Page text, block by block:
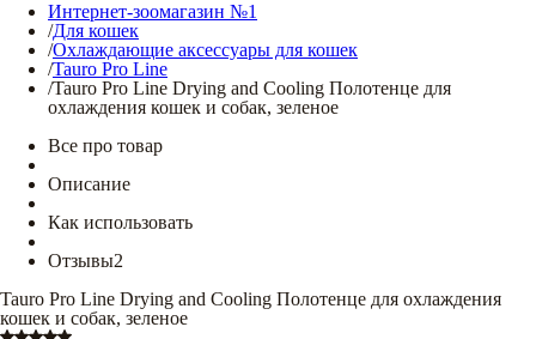
Интернет-зоомагазин №1
/Для кошек
/Охлаждающие аксессуары для кошек
/Tauro Pro Line
/Tauro Pro Line Drying and Cooling Полотенце для
охлаждения кошек и собак, зеленое
Все про товар
Описание
Как использовать
Отзывы2
Tauro Pro Line Drying and Cooling Полотенце для охлаждения
кошек и собак, зеленое